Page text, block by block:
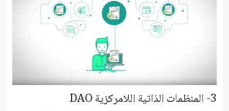
3- المنظمات الذاتية اللامركزية DAO